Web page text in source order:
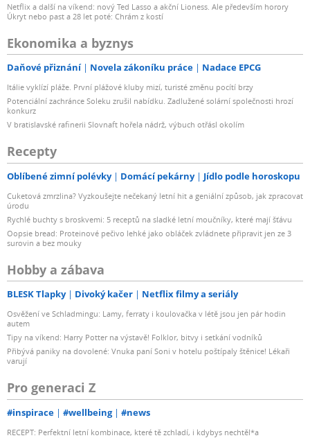
Netflix a další na víkend: nový Ted Lasso a akční Lioness. Ale především horory
Úkryt nebo past a 28 let poté: Chrám z kostí
Ekonomika a byznys
Daňové přiznání Novela zákoníku práce Nadace EPCG
Itálie vyklízí pláže. První plážové kluby mizí, turisté změnu pocítí brzy
Potenciální zachránce Soleku zrušil nabídku. Zadlužené solární společnosti hrozí
konkurz
V bratislavské rafinerii Slovnaft hořela nádrž, výbuch otřásl okolím
Recepty
Oblíbené zimní polévky Domácí pekárny Jídlo podle horoskopu
Cuketová zmrzlina? Vyzkoušejte nečekaný letní hit a geniální způsob, jak zpracovat
úrodu
Rychlé buchty s broskvemi: 5 receptů na sladké letní moučníky, které mají šťávu
Oopsie bread: Proteinové pečivo lehké jako obláček zvládnete připravit jen ze 3
surovin a bez mouky
Hobby a zábava
BLESK Tlapky Divoký kačer Netflix filmy a seriály
Osvěžení ve Schladmingu: Lamy, ferraty i koulovačka v létě jsou jen pár hodin
autem
Tipy na víkend: Harry Potter na výstavě! Folklor, bitvy i setkání vodníků
Přibývá paniky na dovolené: Vnuka paní Soni v hotelu poštípaly štěnice! Lékaři
varují
Pro generaci Z
#inspirace #wellbeing #news
RECEPT: Perfektní letní kombinace, které tě zchladí, i kdybys nechtěl*a